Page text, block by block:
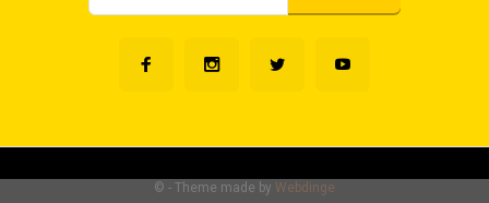
© - Theme made by Webdinge